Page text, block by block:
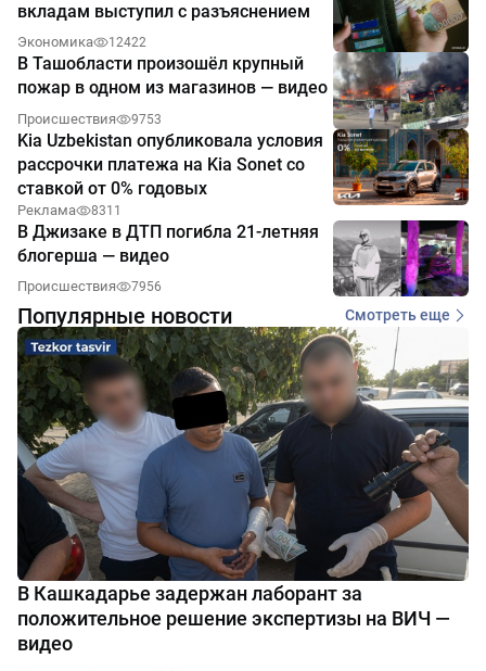
вкладам выступил с разъяснением
Экономика 12422
В Ташобласти произошёл крупный
пожар в одном из магазинов — видео
Происшествия 9753
Kia Uzbekistan опубликовала условия
рассрочки платежа на Kia Sonet со
ставкой от 0% годовых
Реклама 8311
В Джизаке в ДТП погибла 21-летняя
блогерша — видео
Происшествия 7956
Популярные новости Смотреть еще
В Кашкадарье задержан лаборант за
положительное решение экспертизы на ВИЧ —
видео